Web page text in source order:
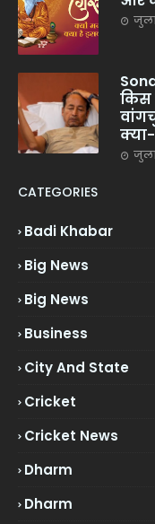
CATEGORIES
Badi Khabar
Big News
Big News
Business
City And State
Cricket
Cricket News
Dharm
Dharm